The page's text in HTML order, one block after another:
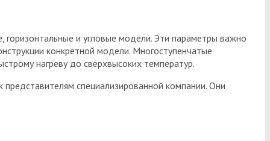
и угловые модели. Эти параметры важно
конкретной модели. Многоступенчатые
нагреву до сверхвысоких температур.
представителям специализированной компании. Они